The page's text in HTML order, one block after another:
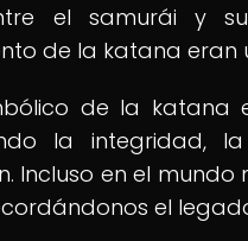
el samurái y
de la katana
de la katana
la integridad,
Incluso en el
el